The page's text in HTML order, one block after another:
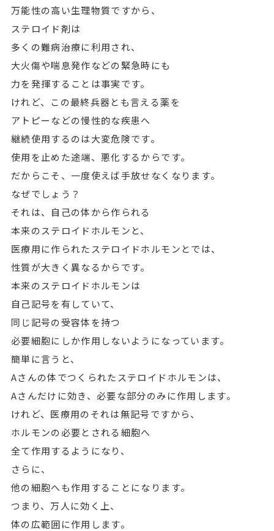
万能性の高い生理物質ですから、
ステロイド剤は
多くの難病治療に利用され、
大火傷や喘息発作などの緊急時にも
力を発揮することは事実です。
けれど、この最終兵器とも言える薬を
アトピーなどの慢性的な疾患へ
継続使用するのは大変危険です。
使用を止めた途端、悪化するからです。
だからこそ、一度使えば手放せなくなります。
なぜでしょう？
それは、自己の体から作られる
本来のステロイドホルモンと、
医療用に作られたステロイドホルモンとでは、
性質が大きく異なるからです。
本来のステロイドホルモンは
自己記号を有していて、
同じ記号の受容体を持つ
必要細胞にしか作用しないようになっています。
簡単に言うと、
Aさんの体でつくられたステロイドホルモンは、
Aさんだけに効き、必要な部分のみに作用します。
けれど、医療用のそれは無記号ですから、
ホルモンの必要とされる細胞へ
全て作用するようになり、
さらに、
他の細胞へも作用することになります。
つまり、万人に効く上、
体の広範囲に作用します。